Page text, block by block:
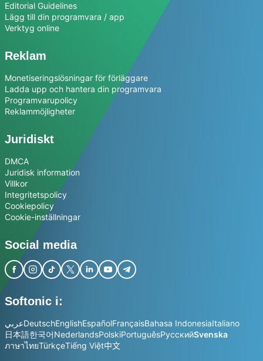
Editorial Guidelines
Lägg till din programvara / app
Verktyg online
Reklam
Monetiseringslösningar för förläggare
Ladda upp och hantera din programvara
Programvarupolicy
Reklammöjligheter
Juridiskt
DMCA
Juridisk information
Villkor
Integritetspolicy
Cookiepolicy
Cookie-inställningar
Social media
Softonic i:
عربيDeutschEnglishEspañolFrançaisBahasa IndonesiaItaliano
日本語한국어NederlandsPolskiPortuguêsРусскийSvenska
ภาษาไทยTürkçeTiếng Việt中文